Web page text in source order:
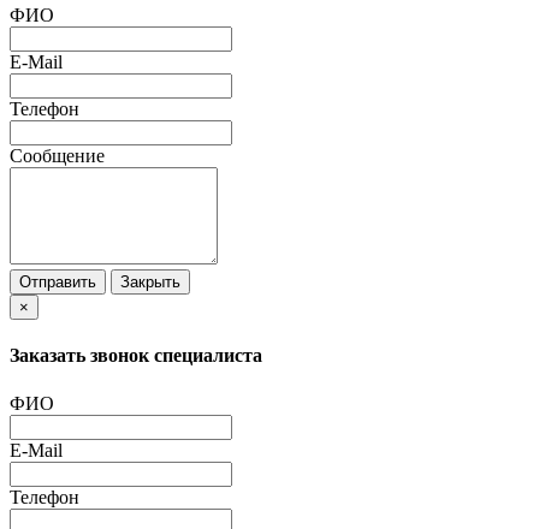
ФИО
E-Mail
Телефон
Сообщение
Отправить
Закрыть
×
Заказать звонок специалиста
ФИО
E-Mail
Телефон